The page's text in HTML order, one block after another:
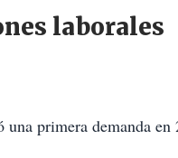
laborales
primera demanda en